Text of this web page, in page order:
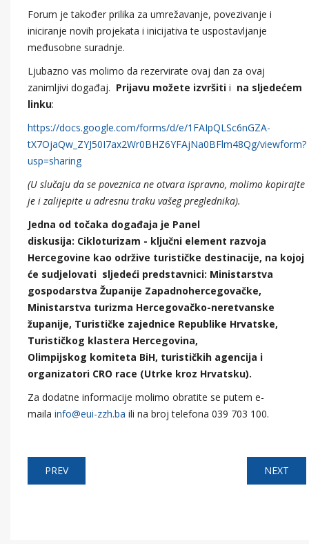
Forum je također prilika za umrežavanje, povezivanje i
iniciranje novih projekata i inicijativa te uspostavljanje
međusobne suradnje.
Ljubazno vas molimo da rezervirate ovaj dan za ovaj
zanimljivi događaj. Prijavu možete izvršiti i na sljedećem
linku:
https://docs.google.com/forms/d/e/1FAIpQLSc6nGZA-
tX7OjaQw_ZYJ50I7ax2Wr0BHZ6YFAjNa0BFlm48Qg/viewform?
usp=sharing
(U slučaju da se poveznica ne otvara ispravno, molimo kopirajte
je i zalijepite u adresnu traku vašeg preglednika).
Jedna od točaka događaja je Panel
diskusija: Cikloturizam - ključni element razvoja
Hercegovine kao održive turističke destinacije, na kojoj
će sudjelovati sljedeći predstavnici: Ministarstva
gospodarstva Županije Zapadnohercegovačke,
Ministarstva turizma Hercegovačko-neretvanske
županije, Turističke zajednice Republike Hrvatske,
Turističkog klastera Hercegovina,
Olimpijskog komiteta BiH, turističkih agencija i
organizatori CRO race (Utrke kroz Hrvatsku).
Za dodatne informacije molimo obratite se putem e-
maila info@eui-zzh.ba ili na broj telefona 039 703 100.
PREV NEXT